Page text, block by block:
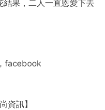
結果，二人一直恩愛下去
facebook
資訊】